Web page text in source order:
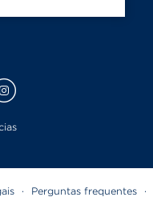
· Perguntas frequentes ·